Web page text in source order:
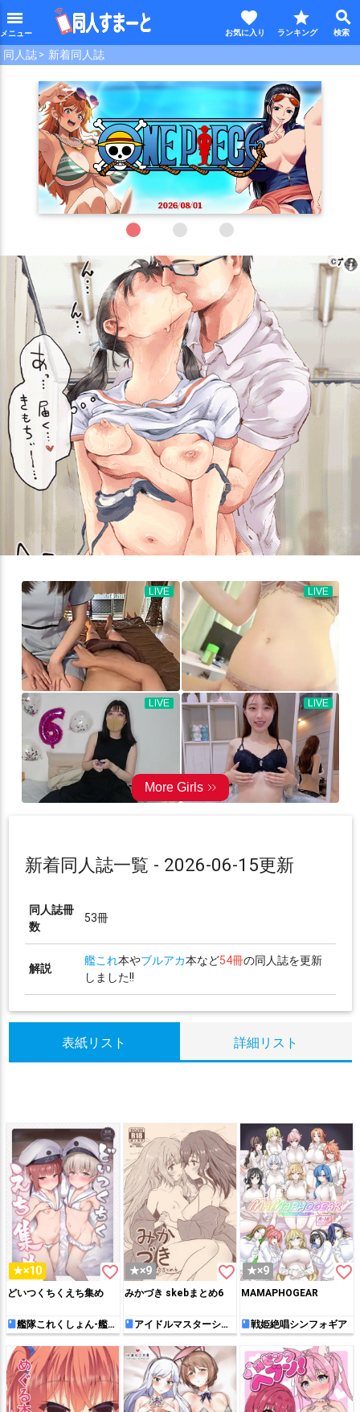
menu search
star
favorite
同人誌 新着同人誌
新着同人誌一覧 - 2026-06-15更新
同人誌冊
数
53冊
解説
艦これ本やブルアカ本など54冊の同人誌を更新
しました!!
表紙リスト 詳細リスト
★×10 favorite_border
どいつくちくえち集め
艦隊これくしょん-艦こ
れ-
★×9 favorite_border
みかづき skebまとめ6
アイドルマスターシン
デレラガールズ
★×9 favorite_border
MAMAPHOGEAR
戦姫絶唱シンフォギア